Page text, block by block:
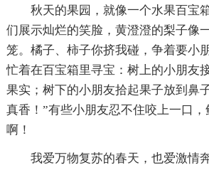
秋天的果园，就像一个水果百宝
们展示灿烂的笑脸，黄澄澄的梨子像
笼。橘子、柿子你挤我碰，争着要小
忙着在百宝箱里寻宝：树上的小朋友
果实；树下的小朋友拾起果子放到鼻
真香！”有些小朋友忍不住咬上一口
啊！
我爱万物复苏的春天，也爱激情